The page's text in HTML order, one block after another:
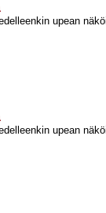
upean
upean